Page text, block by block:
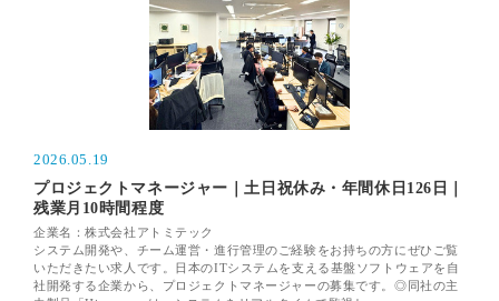
2026.05.19
プロジェクトマネージャー｜土日祝休み・年間休日126日｜
残業月10時間程度
企業名：株式会社アトミテック
システム開発や、チーム運営・進行管理のご経験をお持ちの方にぜひご覧
いただきたい求人です。日本のITシステムを支える基盤ソフトウェアを自
社開発する企業から、プロジェクトマネージャーの募集です。◎同社の主